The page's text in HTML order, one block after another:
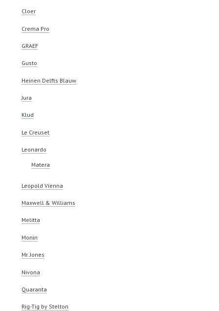
Cloer
Crema Pro
GRAEF
Gusto
Heinen Delfts Blauw
Jura
Klud
Le Creuset
Leonardo
Matera
Leopold Vienna
Maxwell & Williams
Melitta
Monin
Mr. Jones
Nivona
Quaranta
Rig-Tig by Stelton